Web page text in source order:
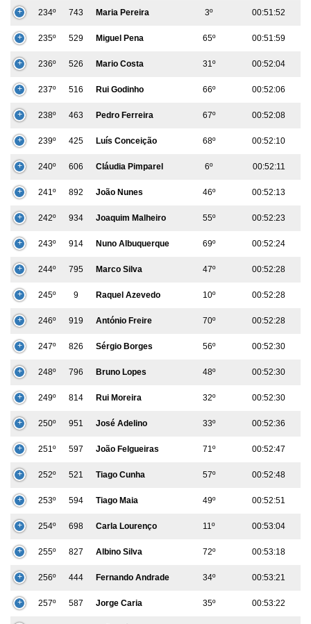
234º 743 Maria Pereira 3º 00:51:52
235º 529 Miguel Pena 65º 00:51:59
236º 526 Mario Costa 31º 00:52:04
237º 516 Rui Godinho 66º 00:52:06
238º 463 Pedro Ferreira 67º 00:52:08
239º 425 Luís Conceição 68º 00:52:10
240º 606 Cláudia Pimparel 6º 00:52:11
241º 892 João Nunes 46º 00:52:13
242º 934 Joaquim Malheiro 55º 00:52:23
243º 914 Nuno Albuquerque 69º 00:52:24
244º 795 Marco Silva 47º 00:52:28
245º 9 Raquel Azevedo 10º 00:52:28
246º 919 António Freire 70º 00:52:28
247º 826 Sérgio Borges 56º 00:52:30
248º 796 Bruno Lopes 48º 00:52:30
249º 814 Rui Moreira 32º 00:52:30
250º 951 José Adelino 33º 00:52:36
251º 597 João Felgueiras 71º 00:52:47
252º 521 Tiago Cunha 57º 00:52:48
253º 594 Tiago Maia 49º 00:52:51
254º 698 Carla Lourenço 11º 00:53:04
255º 827 Albino Silva 72º 00:53:18
256º 444 Fernando Andrade 34º 00:53:21
257º 587 Jorge Caria 35º 00:53:22